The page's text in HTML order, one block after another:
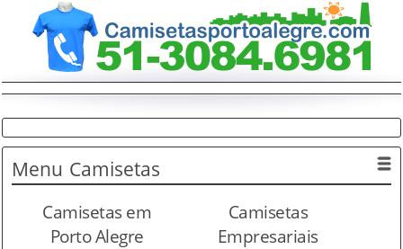
Menu Camisetas
Camisetas em
Porto Alegre
Camisetas
Empresariais